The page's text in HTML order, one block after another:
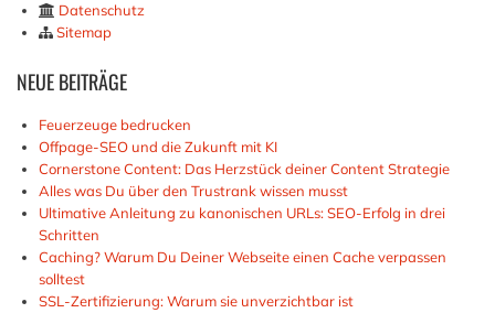
Datenschutz
Sitemap
NEUEBEITRÄGE
Feuerzeuge bedrucken
Offpage-SEO und die Zukunft mit KI
Cornerstone Content: Das Herzstück deiner Content Strategie
Alles was Du über den Trustrank wissen musst
Ultimative Anleitung zu kanonischen URLs: SEO-Erfolg in drei
Schritten
Caching? Warum Du Deiner Webseite einen Cache verpassen
solltest
SSL-Zertifizierung: Warum sie unverzichtbar ist